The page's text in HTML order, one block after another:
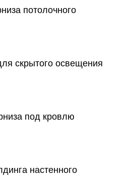
потолочного
скрытого освещения
под кровлю
настенного